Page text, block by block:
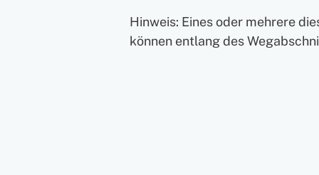
Hinweis: Eines oder mehrere
können entlang des